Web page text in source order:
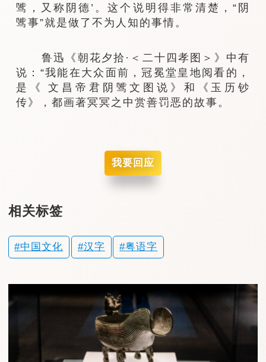
骘，又称阴德’。这个说明得非常清楚，“阴
骘事”就是做了不为人知的事情。
鲁迅《朝花夕拾·＜二十四孝图＞》中有
说：“我能在大众面前，冠冕堂皇地阅看的，
是《 文昌帝君阴骘文图说》和《玉历钞
传》，都画著冥冥之中赏善罚恶的故事。
我要回应
相关标签
中国文化 汉字 粤语字